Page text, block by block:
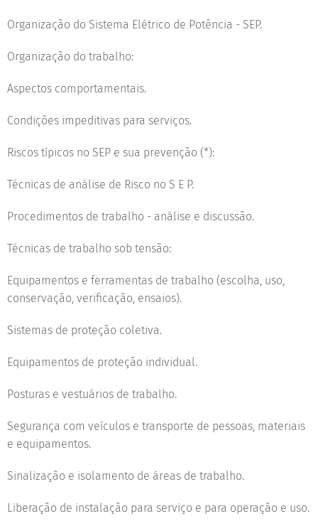
Organização do Sistema Elétrico de Potência - SEP.
Organização do trabalho:
Aspectos comportamentais.
Condições impeditivas para serviços.
Riscos típicos no SEP e sua prevenção (*):
Técnicas de análise de Risco no S E P.
Procedimentos de trabalho - análise e discussão.
Técnicas de trabalho sob tensão:
Equipamentos e ferramentas de trabalho (escolha, uso,
conservação, verificação, ensaios).
Sistemas de proteção coletiva.
Equipamentos de proteção individual.
Posturas e vestuários de trabalho.
Segurança com veículos e transporte de pessoas, materiais
e equipamentos.
Sinalização e isolamento de áreas de trabalho.
Liberação de instalação para serviço e para operação e uso.